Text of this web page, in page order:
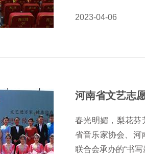
训。 培训班由十
期效果…
2023-04-06
河南省文艺志
春光明媚，梨花芬
省音乐家协会、河
联合会承办的“书